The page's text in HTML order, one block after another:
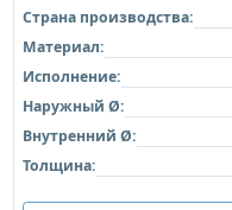
Страна производства:
Материал:
Исполнение:
Наружный Ø:
Внутренний Ø:
Толщина: